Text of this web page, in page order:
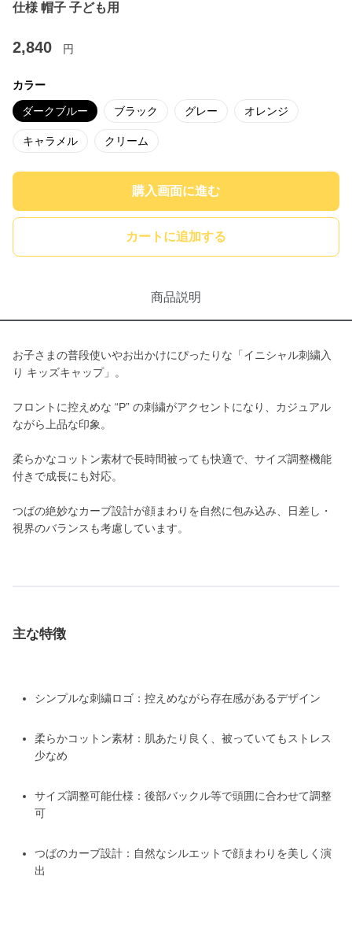
仕様 帽子 子ども用
2,840 円
カラー
ダークブルー ブラック グレー オレンジ
キャラメル クリーム
購入画面に進む
カートに追加する
商品説明
お子さまの普段使いやお出かけにぴったりな「イニシャル刺繍入
り キッズキャップ」。
フロントに控えめな “P” の刺繍がアクセントになり、カジュアル
ながら上品な印象。
柔らかなコットン素材で長時間被っても快適で、サイズ調整機能
付きで成長にも対応。
つばの絶妙なカーブ設計が顔まわりを自然に包み込み、日差し・
視界のバランスも考慮しています。
主な特徴
シンプルな刺繍ロゴ：控えめながら存在感があるデザイン
柔らかコットン素材：肌あたり良く、被っていてもストレス
少なめ
サイズ調整可能仕様：後部バックル等で頭囲に合わせて調整
可
つばのカーブ設計：自然なシルエットで顔まわりを美しく演
出